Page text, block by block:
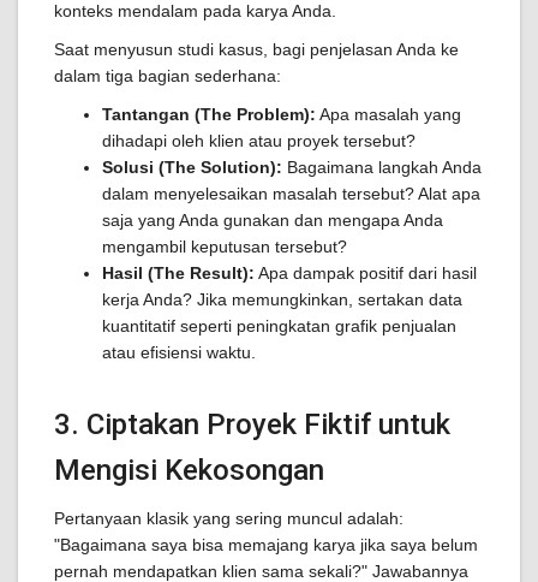
konteks mendalam pada karya Anda.
Saat menyusun studi kasus, bagi penjelasan Anda ke
dalam tiga bagian sederhana:
Tantangan (The Problem): Apa masalah yang
dihadapi oleh klien atau proyek tersebut?
Solusi (The Solution): Bagaimana langkah Anda
dalam menyelesaikan masalah tersebut? Alat apa
saja yang Anda gunakan dan mengapa Anda
mengambil keputusan tersebut?
Hasil (The Result): Apa dampak positif dari hasil
kerja Anda? Jika memungkinkan, sertakan data
kuantitatif seperti peningkatan grafik penjualan
atau efisiensi waktu.
3. Ciptakan Proyek Fiktif untuk
Mengisi Kekosongan
Pertanyaan klasik yang sering muncul adalah:
"Bagaimana saya bisa memajang karya jika saya belum
pernah mendapatkan klien sama sekali?" Jawabannya